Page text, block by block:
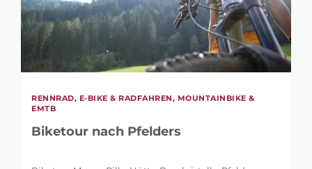
RENNRAD, E-BIKE & RADFAHREN, MOUNTAINBIKE &
EMTB
Biketour nach Pfelders